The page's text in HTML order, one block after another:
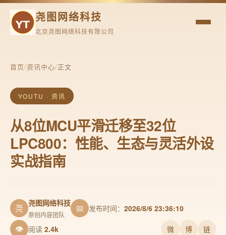
尧图网络科技
北京尧图网络科技有限公司
首页/资讯中心/正文
YOUTU · 资讯
从8位MCU平滑迁移至32位
LPC800：性能、生态与灵活外设
实战指南
尧 尧图网络科技
原创内容团队
📅 发布时间： 2026/8/6 23:36:10
👁 阅读 2.4k 微 博 链